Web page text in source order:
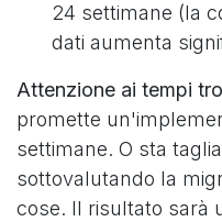
24 settimane (la
dati aumenta
Attenzione ai tempi
promette
settimane. O sta
sottovalutando la
cose. Il risultato sarà